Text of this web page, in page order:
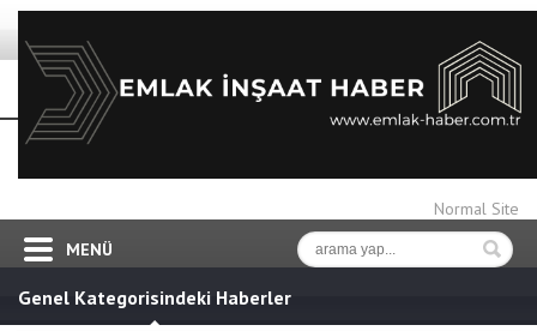
Normal Site
MENÜ
Genel Kategorisindeki Haberler